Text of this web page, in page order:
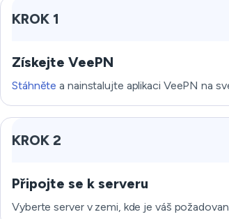
KROK 1
Získejte VeePN
Stáhněte a nainstalujte aplikaci VeePN na
KROK 2
Připojte se k serveru
Vyberte server v zemi, kde je váš